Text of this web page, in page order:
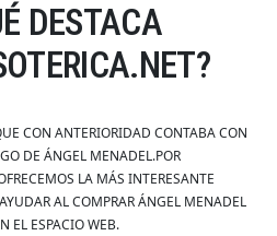
DESTACA
CON ANTERIORIDAD CONTABA CON
DE ÁNGEL MENADEL.POR
LA MÁS INTERESANTE
AL COMPRAR ÁNGEL MENADEL
EL ESPACIO WEB.